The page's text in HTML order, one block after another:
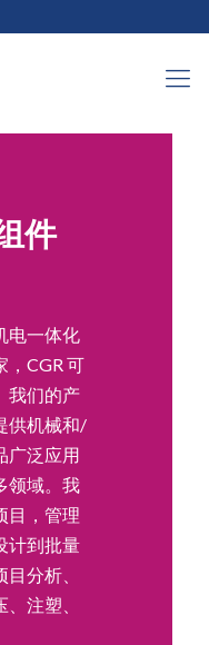
件
电一体化
，CGR 可
我们的产
供机械和/
广泛应用
领域。我
目，管理
计到批量
分析、
注塑、